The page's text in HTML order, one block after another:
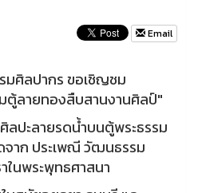
Email
ศิลปากร ขอเชิญชม
ตู้ลายทองสืบสานงานศิลป์"
ะลายรดน้ำบนตู้พระธรรม
าก ประเพณี วัฒนธรรม
ในพระพุทธศาสนา